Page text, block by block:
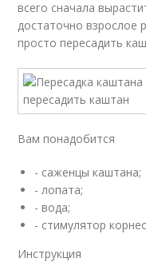
всего сначала
достаточно взрослое
просто пересадить
Вам понадобится
- саженцы каштана;
- лопата;
- вода;
- стимулятор
Инструкция